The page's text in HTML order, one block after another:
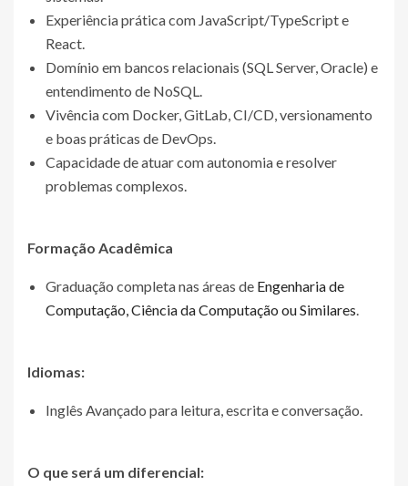
Experiência prática com JavaScript/TypeScript e
React.
Domínio em bancos relacionais (SQL Server, Oracle) e
entendimento de NoSQL.
Vivência com Docker, GitLab, CI/CD, versionamento
e boas práticas de DevOps.
Capacidade de atuar com autonomia e resolver
problemas complexos.
Formação Acadêmica
Graduação completa nas áreas de Engenharia de
Computação, Ciência da Computação ou Similares.
Idiomas:
Inglês Avançado para leitura, escrita e conversação.
O que será um diferencial: